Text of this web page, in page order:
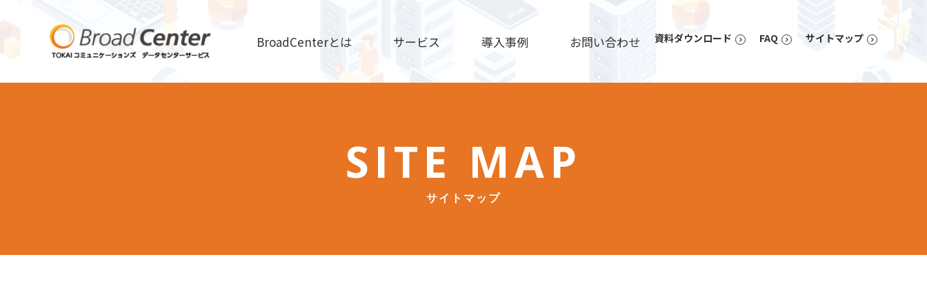
BroadCenterとは サービス 導入事例 お問い合わせ 資料ダウンロード FAQ サイトマップ
SITE MAP
サイトマップ